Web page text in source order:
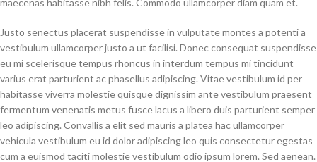
Justo senectus placerat suspendisse in vulputate montes a potenti a
vestibulum ullamcorper justo a ut facilisi. Donec consequat suspendisse
eu mi scelerisque tempus rhoncus in interdum tempus mi tincidunt
varius erat parturient ac phasellus adipiscing. Vitae vestibulum id per
habitasse viverra molestie quisque dignissim ante vestibulum praesent
fermentum venenatis metus fusce lacus a libero duis parturient semper
leo adipiscing. Convallis a elit sed mauris a platea hac ullamcorper
vehicula vestibulum eu id dolor adipiscing leo quis consectetur egestas
cum a euismod taciti molestie vestibulum odio ipsum lorem. Sed aenean.